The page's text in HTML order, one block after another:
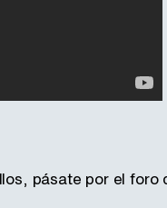
pásate por el